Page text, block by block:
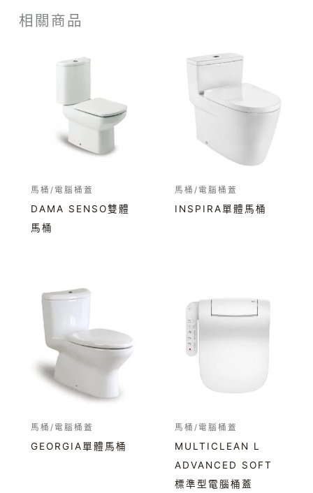
相關商品
馬桶/電腦桶蓋
DAMA SENSO雙體
馬桶
馬桶/電腦桶蓋
INSPIRA單體馬桶
馬桶/電腦桶蓋
GEORGIA單體馬桶
馬桶/電腦桶蓋
MULTICLEAN L
ADVANCED SOFT
標準型電腦桶蓋